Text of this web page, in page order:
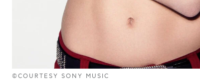
©COURTESY SONY MUSIC